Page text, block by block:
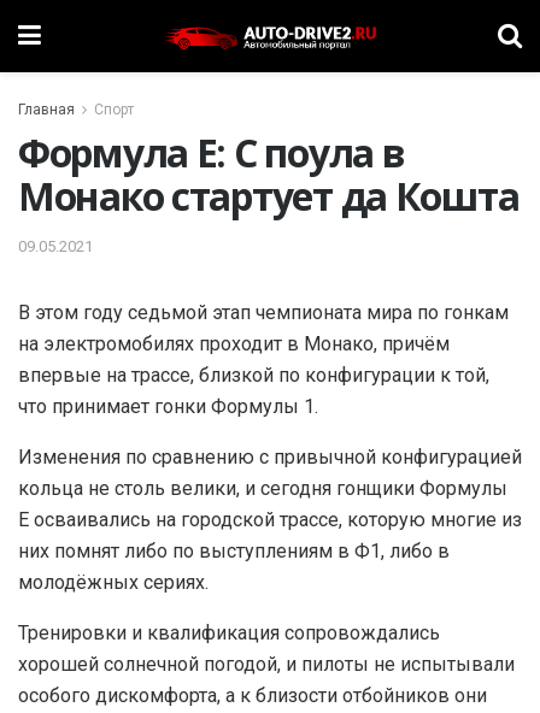
Главная Спорт
Формула E: С поула в
Монако стартует да Кошта
09.05.2021
В этом году седьмой этап чемпионата мира по гонкам
на электромобилях проходит в Монако, причём
впервые на трассе, близкой по конфигурации к той,
что принимает гонки Формулы 1.
Изменения по сравнению с привычной конфигурацией
кольца не столь велики, и сегодня гонщики Формулы
E осваивались на городской трассе, которую многие из
них помнят либо по выступлениям в Ф1, либо в
молодёжных сериях.
Тренировки и квалификация сопровождались
хорошей солнечной погодой, и пилоты не испытывали
особого дискомфорта, а к близости отбойников они